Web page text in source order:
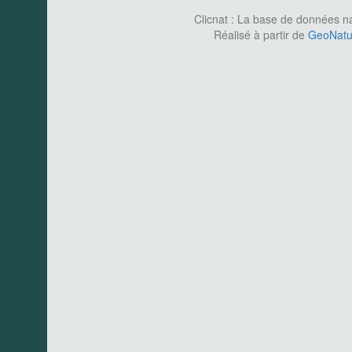
Clicnat : La base de données
Réalisé à partir de